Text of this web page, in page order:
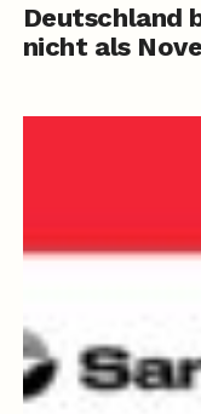
Deutschland
nicht als